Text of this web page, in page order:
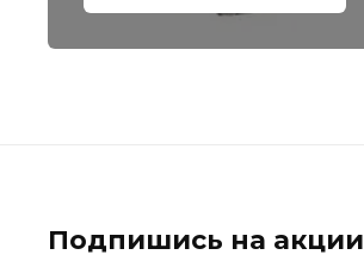
Подпишись на акции